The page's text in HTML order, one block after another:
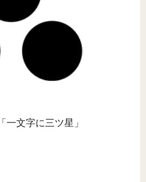
一文字に三ツ星」